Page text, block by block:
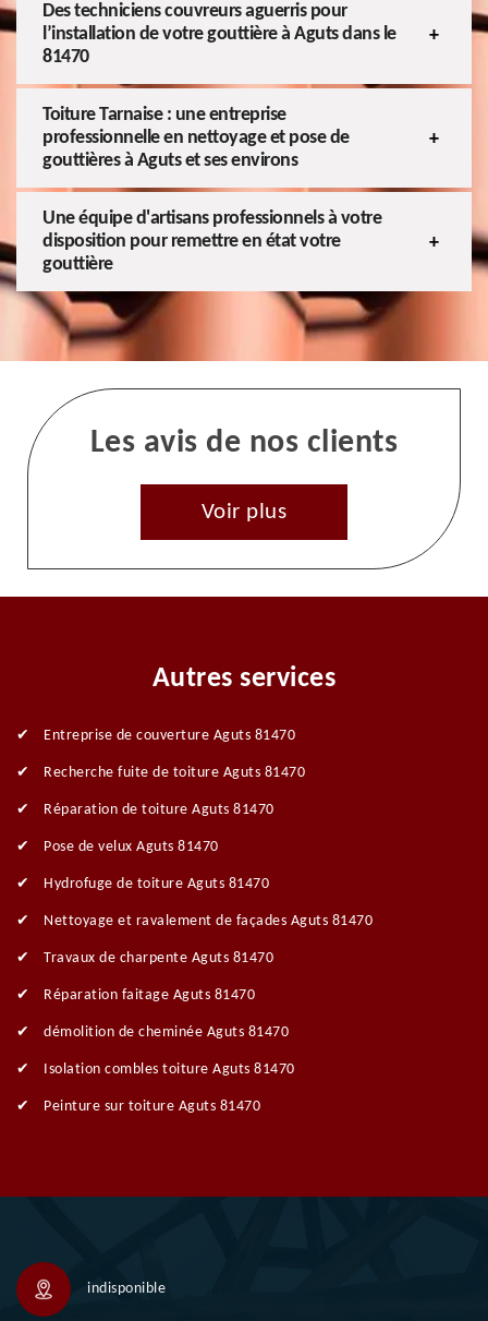
Des techniciens couvreurs aguerris pour
l’installation de votre gouttière à Aguts dans le
81470
Toiture Tarnaise : une entreprise
professionnelle en nettoyage et pose de
gouttières à Aguts et ses environs
Une équipe d'artisans professionnels à votre
disposition pour remettre en état votre
gouttière
Les avis de nos clients
Voir plus
Autres services
Entreprise de couverture Aguts 81470
Recherche fuite de toiture Aguts 81470
Réparation de toiture Aguts 81470
Pose de velux Aguts 81470
Hydrofuge de toiture Aguts 81470
Nettoyage et ravalement de façades Aguts 81470
Travaux de charpente Aguts 81470
Réparation faitage Aguts 81470
démolition de cheminée Aguts 81470
Isolation combles toiture Aguts 81470
Peinture sur toiture Aguts 81470
indisponible